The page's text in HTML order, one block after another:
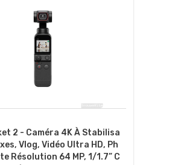
2 - Caméra 4K À Stabilisa
Vlog, Vidéo Ultra HD, Ph
Résolution 64 MP, 1/1.7” C